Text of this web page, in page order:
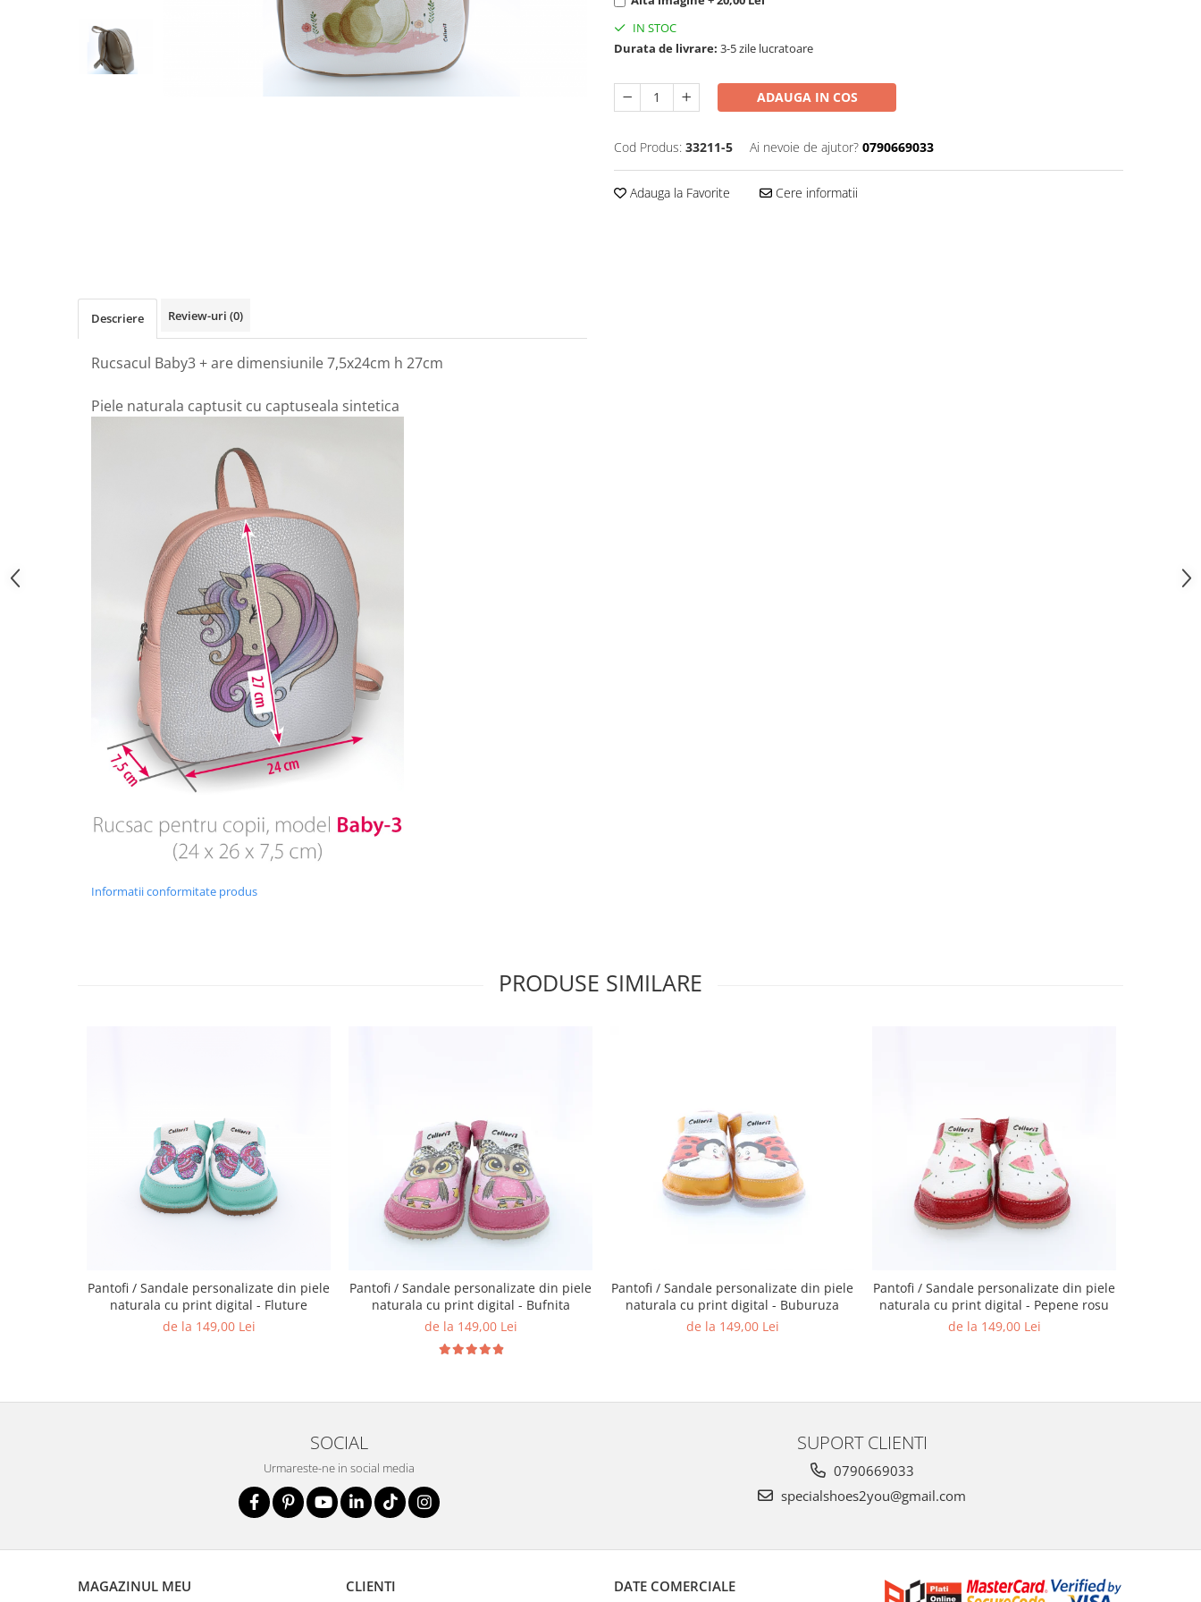
IN STOC
Durata de livrare: 3-5 zile lucratoare
ADAUGA IN COS
Cod Produs: 33211-5 Ai nevoie de ajutor? 0790669033
Adauga la Favorite Cere informatii
Descriere Review-uri (0)
Rucsacul Baby3 + are dimensiunile 7,5x24cm h 27cm
Piele naturala captusit cu captuseala sintetica
Informatii conformitate produs
PRODUSE SIMILARE
Pantofi / Sandale personalizate din piele
naturala cu print digital - Fluture
de la 149,00 Lei
Pantofi / Sandale personalizate din piele
naturala cu print digital - Bufnita
de la 149,00 Lei
Pantofi / Sandale personalizate din piele
naturala cu print digital - Buburuza
de la 149,00 Lei
Pantofi / Sandale personalizate din piele
naturala cu print digital - Pepene rosu
de la 149,00 Lei
SOCIAL
Urmareste-ne in social media
SUPORT CLIENTI
0790669033
specialshoes2you@gmail.com
MAGAZINUL MEU CLIENTI DATE COMERCIALE